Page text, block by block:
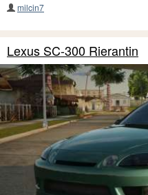
milcin7
Lexus SC-300 Rierantin